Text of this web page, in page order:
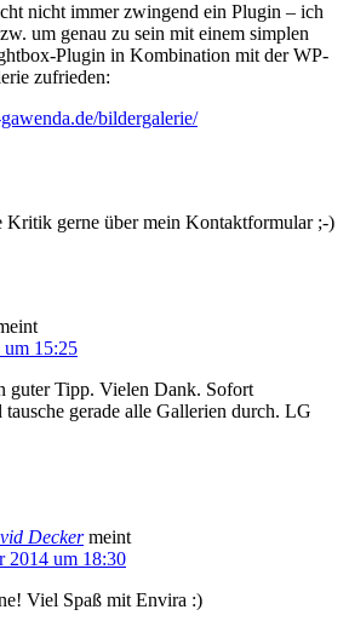
nicht immer zwingend ein Plugin – ich
um genau zu sein mit einem simplen
Plugin in Kombination mit der WP-
zufrieden:
bildergalerie/
Kritik gerne über mein Kontaktformular ;-)
um 15:25
guter Tipp. Vielen Dank. Sofort
tausche gerade alle Gallerien durch. LG
Decker meint
2014 um 18:30
Viel Spaß mit Envira :)